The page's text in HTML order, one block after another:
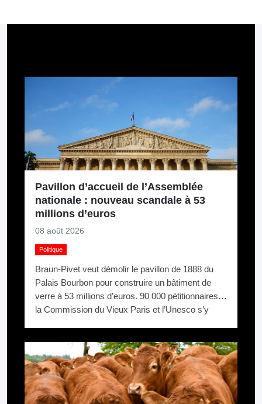
Pavillon d’accueil de l’Assemblée
nationale : nouveau scandale à 53
millions d’euros
08 août 2026
Politique
Braun-Pivet veut démolir le pavillon de 1888 du
Palais Bourbon pour construire un bâtiment de
verre à 53 millions d’euros. 90 000 pétitionnaires,
la Commission du Vieux Paris et l’Unesco s’y